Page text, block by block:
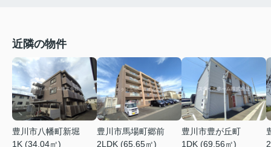
近隣の物件
豊川市八幡町新堀
1K (34.04㎡)
豊川市馬場町郷前
2LDK (65.65㎡)
豊川市豊が丘町
1DK (69.56㎡)